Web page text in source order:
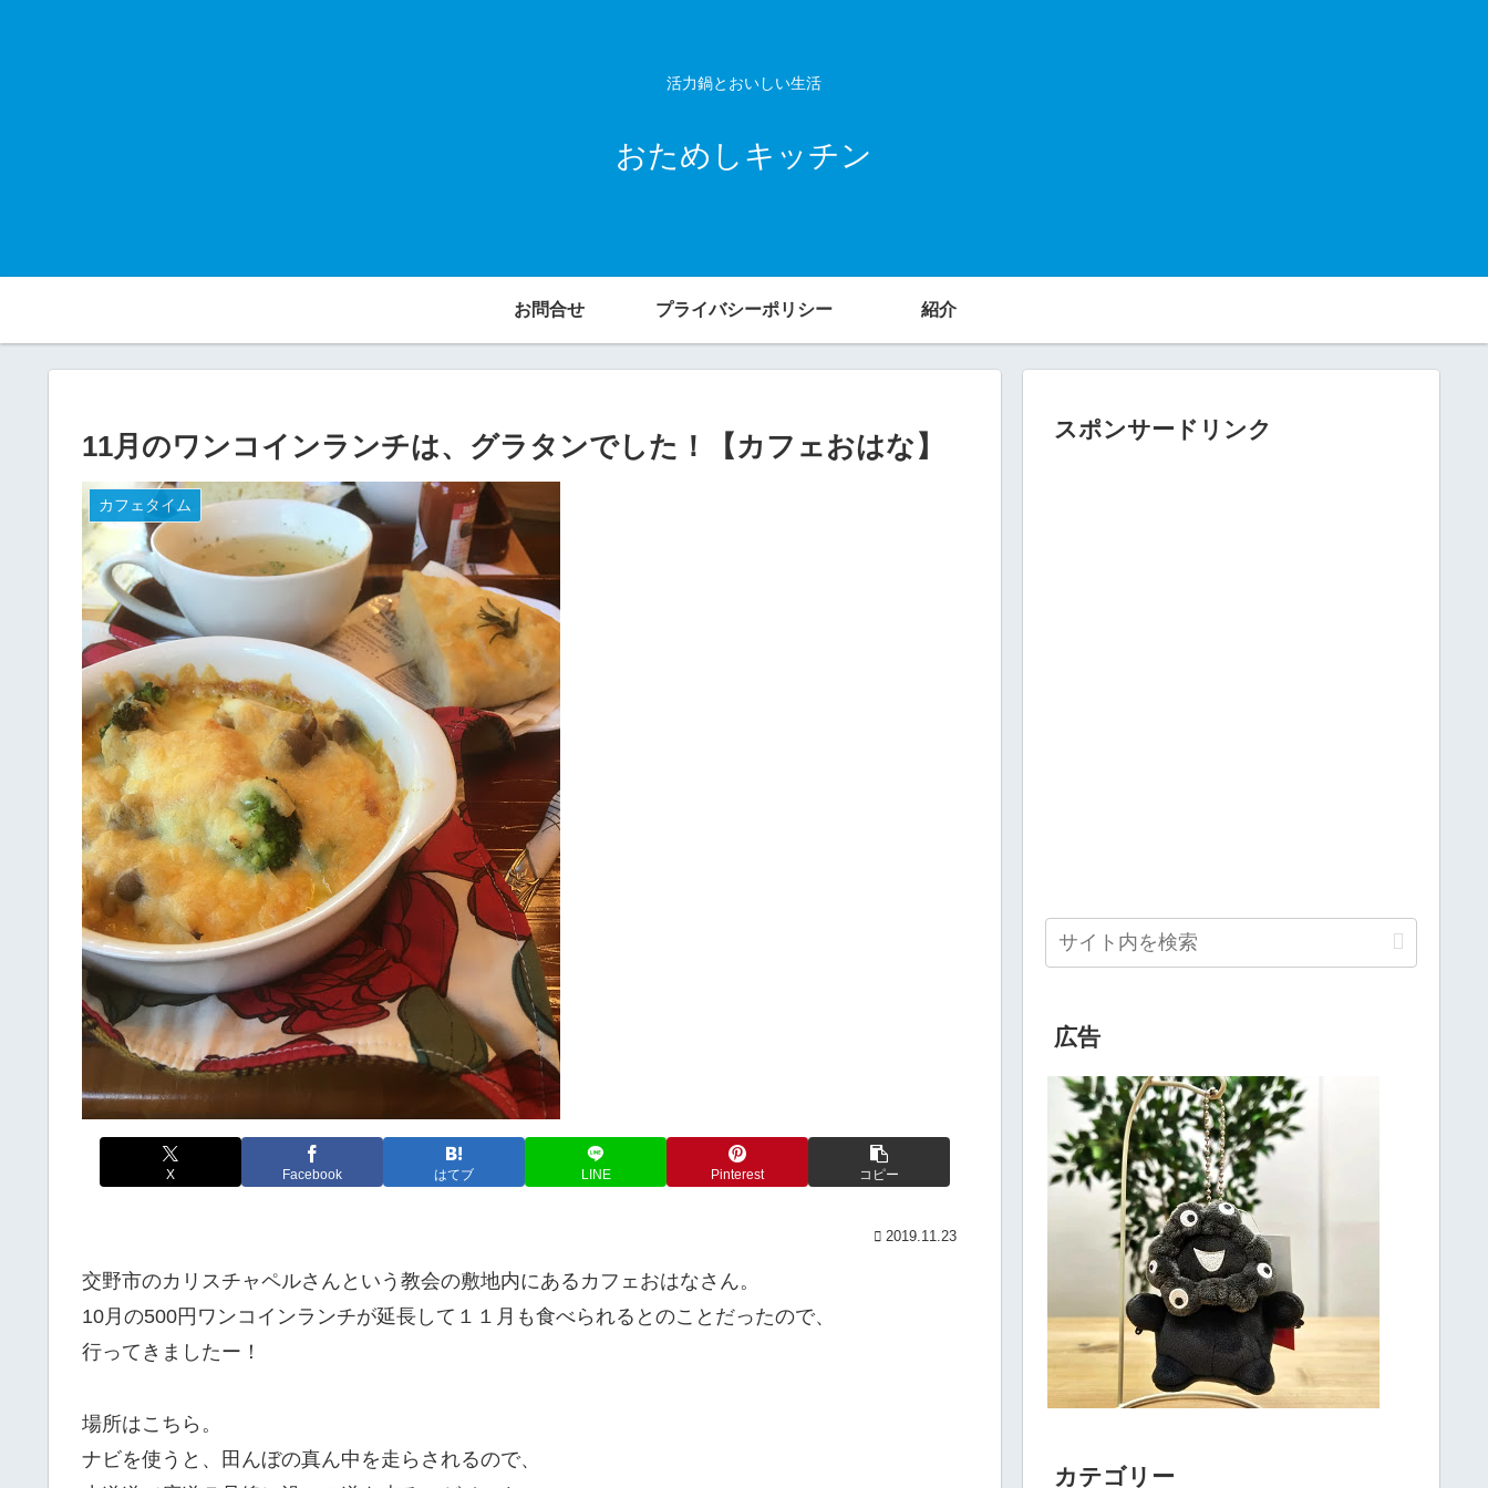
活力鍋とおいしい生活
おためしキッチン
お問合せ プライバシーポリシー 紹介
11月のワンコインランチは、グラタンでした！【カフェおはな】
カフェタイム
X Facebook はてブ LINE Pinterest コピー
2019.11.23
交野市のカリスチャペルさんという教会の敷地内にあるカフェおはなさん。
10月の500円ワンコインランチが延長して１１月も食べられるとのことだったので、
行ってきましたー！
場所はこちら。
ナビを使うと、田んぼの真ん中を走らされるので、
スポンサードリンク
広告
カテゴリー